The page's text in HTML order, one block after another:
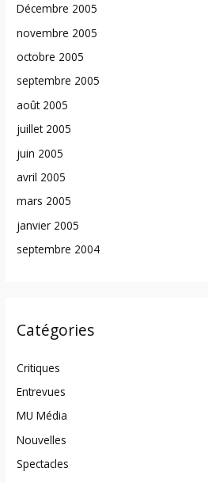
Décembre 2005
novembre 2005
octobre 2005
septembre 2005
août 2005
juillet 2005
juin 2005
avril 2005
mars 2005
janvier 2005
septembre 2004
Catégories
Critiques
Entrevues
MU Média
Nouvelles
Spectacles